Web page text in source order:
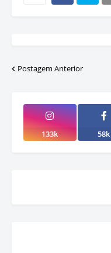
Postagem Anterior
133k 58k